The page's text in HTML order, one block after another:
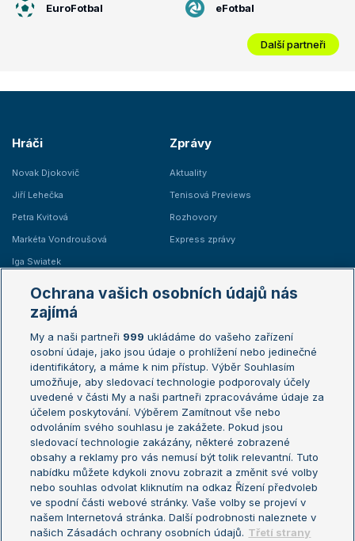
EuroFotbal eFotbal
Další partneři
Hráči
Novak Djokovič
Jiří Lehečka
Petra Kvitová
Markéta Vondroušová
Iga Swiatek
Zprávy
Aktuality
Tenisová Previews
Rozhovory
Express zprávy
Žebříčky
Žebříček ATP (muži)
Žebříček WTA (ženy)
Sázkařský žebříček
Australian Open
French Open
Wimbledon
US Open
Turnaj mistrů
Turnaj mistryň
Aktualní trendy
Fotbalové přestupy
Livesport Daily
Ochrana vašich osobních údajů nás
zajímá
My a naši partneři 999 ukládáme do vašeho zařízení
osobní údaje, jako jsou údaje o prohlížení nebo jedinečné
identifikátory, a máme k nim přístup. Výběr Souhlasím
umožňuje, aby sledovací technologie podporovaly účely
uvedené v části My a naši partneři zpracováváme údaje za
účelem poskytování. Výběrem Zamítnout vše nebo
odvoláním svého souhlasu je zakážete. Pokud jsou
sledovací technologie zakázány, některé zobrazené
obsahy a reklamy pro vás nemusí být tolik relevantní. Tuto
nabídku můžete kdykoli znovu zobrazit a změnit své volby
nebo souhlas odvolat kliknutím na odkaz Řízení předvoleb
ve spodní části webové stránky. Vaše volby se projeví v
našem Internetová stránka. Další podrobnosti naleznete v
našich Zásadách ochrany osobních údajů. Třetí strany